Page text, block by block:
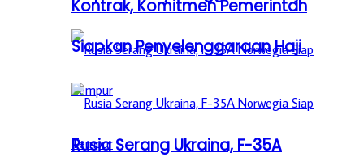
Rusia Serang Ukraina, F-35A
Kontrak, Komitmen Pemerintah
Siapkan Penyelenggaraan Haji